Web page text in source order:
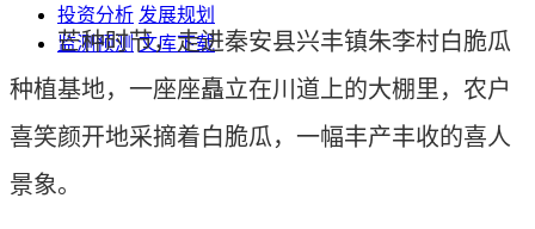
投资分析 发展规划
监测预测 文库下载
芒种时节，走进秦安县兴丰镇朱李村白脆瓜
种植基地，一座座矗立在川道上的大棚里，农户
喜笑颜开地采摘着白脆瓜，一幅丰产丰收的喜人
景象。